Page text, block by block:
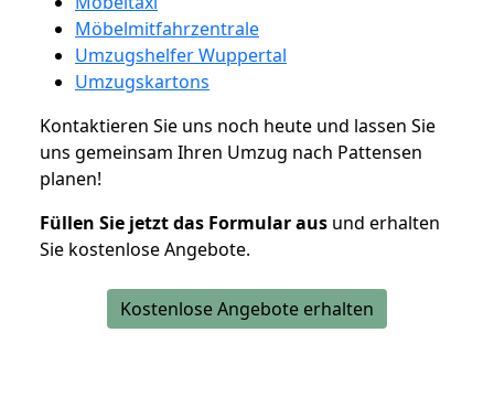
Möbelmitfahrzentrale
Umzugshelfer Wuppertal
Umzugskartons
Kontaktieren Sie uns noch heute und lassen Sie
uns gemeinsam Ihren Umzug nach Pattensen
planen!
Füllen Sie jetzt das Formular aus und erhalten
Sie kostenlose Angebote.
Kostenlose Angebote erhalten